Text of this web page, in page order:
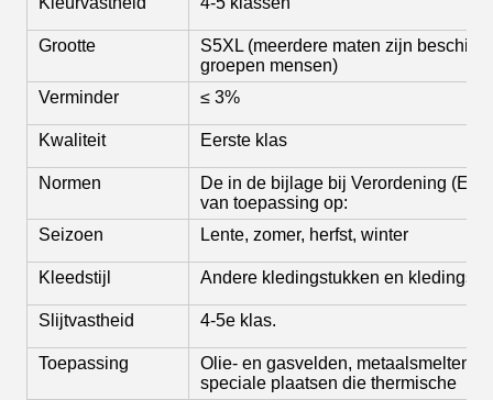
Grootte
S5XL (meerdere maten zijn
groepen mensen)
Verminder
≤ 3%
Kwaliteit Eerste klas
Normen
De in de bijlage bij Verordening
van toepassing op:
Seizoen
Lente, zomer, herfst, winter
Kleedstijl Andere kledingstukken en
Slijtvastheid 4-5e klas.
Toepassing
Olie- en gasvelden, metaalsmelten,
speciale plaatsen die thermische